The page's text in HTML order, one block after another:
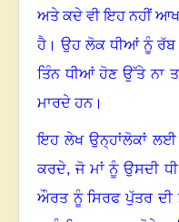
ਅਤੇ ਕਦੇ ਵੀ ਇਹ ਨਹੀਂ
ਹੈ। ਉਹ ਲੋਕ ਧੀਆਂ ਨੂੰ ਰੱਬ
ਤਿੰਨ ਧੀਆਂ ਹੋਣ ਉੱਤੇ ਨਾ
ਮਾਰਦੇ ਹਨ।
ਇਹ ਲੇਖ ਉਨ੍ਹਾਂਲੋਕਾਂ ਲਈ
ਕਰਦੇ,ਜੋ ਮਾਂ ਨੂੰ ਉਸਦੀ
ਔਰਤ ਨੂੰ ਸਿਰਫ ਪੁੱਤਰ ਦੀ